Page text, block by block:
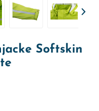
Softskin